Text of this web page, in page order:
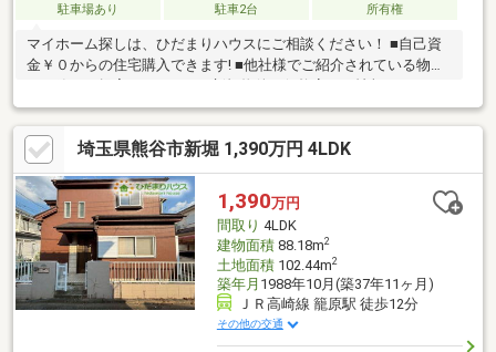
駐車場あり
駐車2台 所有権
マイホーム探しは、ひだまりハウスにご相談ください！ ■自己資
金￥０からの住宅購入できます! ■他社様でご紹介されている物件
スピーディーです。 ■インターネット非公開の物件もご紹介可能
です。 ■ご希望の方にはメールでのやりとりだけで大丈夫です。
■お忙しいときは現地待合せ＆現地解散できます。 ■平日のご見学
希望大歓迎です! ■住宅ローンアドバイザーが銀行手続きをお手伝
い致します。
埼玉県熊谷市新堀 1,390万円 4LDK
1,390万円
間取り 4LDK
建物面積88.18m2
土地面積102.44m2
築年月 1988年10月(築37年11ヶ月)
ＪＲ高崎線 籠原駅 徒歩12分
その他の交通